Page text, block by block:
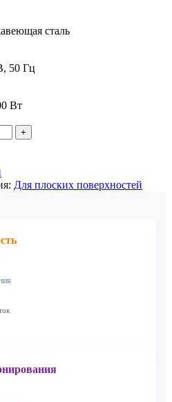
сталь
50 Гц
Вт
Для плоских поверхностей